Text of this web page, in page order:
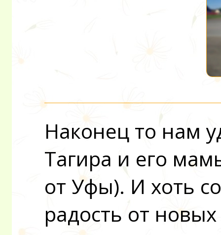
Наконец то нам
Тагира и его
от Уфы). И хоть
радость от